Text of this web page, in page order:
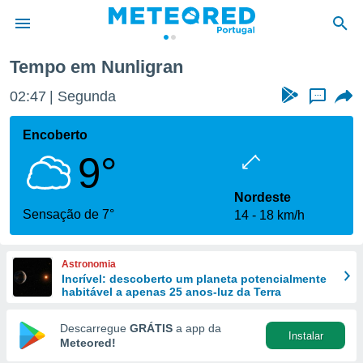
da
foi
fornecidas
a este
das
e
forma
digital
Tempo em Nunligran
02:47 Segunda ...
Encoberto
9°
Sensação de 7°
Nordeste
14
18 km/h
Astronomia
Incrível: descoberto um planeta potencialmente
habitável a apenas 25 anos-luz da Terra
Descarregue GRÁTIS a app da
Meteored!
Instalar